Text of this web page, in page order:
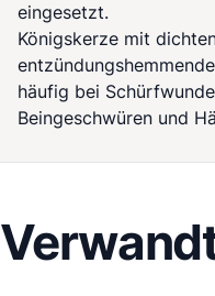
eingesetzt.
Königskerze mit
häufig bei
Beingeschwüren und